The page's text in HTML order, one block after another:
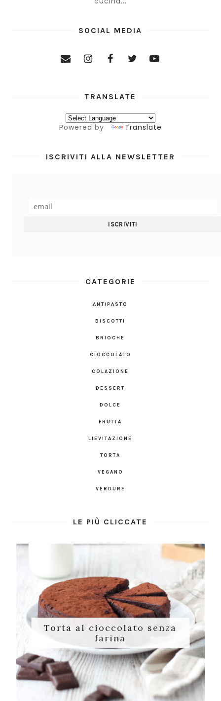
SOCIAL MEDIA
TRANSLATE
Powered by Translate
ISCRIVITI ALLA NEWSLETTER
CATEGORIE
ANTIPASTO
BISCOTTI
BRIOCHE
CIOCCOLATO
COLAZIONE
DESSERT
DOLCE
FRUTTA
LIEVITAZIONE
TORTA
VEGANO
VERDURE
LE PIÙ CLICCATE
Torta al cioccolato senza
farina